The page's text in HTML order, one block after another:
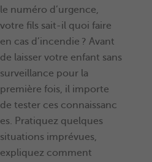
le numéro d’urgence,
votre fils sait-il quoi faire
en cas d’incendie ? Avant
de laisser votre enfant sans
surveillance pour la
première fois, il importe
de tester ces connaissanc
es. Pratiquez quelques
situations imprévues,
expliquez comment